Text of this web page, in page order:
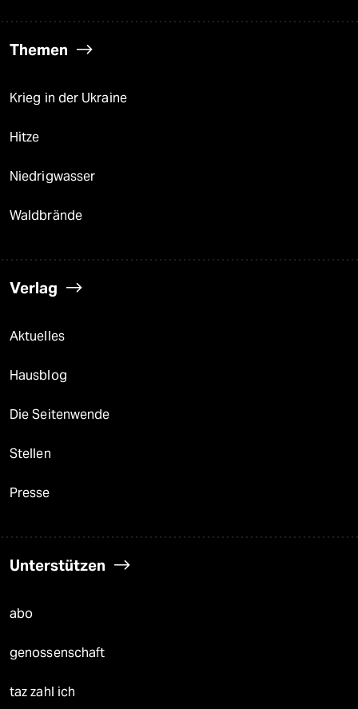
Themen
Krieg in der Ukraine
Hitze
Niedrigwasser
Waldbrände
Verlag
Aktuelles
Hausblog
Die Seitenwende
Stellen
Presse
Unterstützen
abo
genossenschaft
taz zahl ich